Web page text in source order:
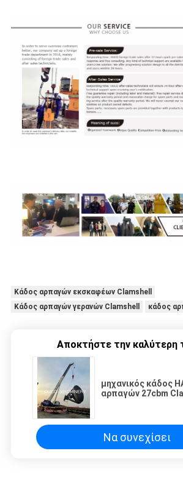
Κάδος αρπαγών εκσκαφέων Clamshell
Κάδος αρπαγών γερανών Clamshell
κάδος
Αποκτήστε την καλύτερη
μηχανικός κάδος
αρπαγών 27cbm
Να συνεχίσει